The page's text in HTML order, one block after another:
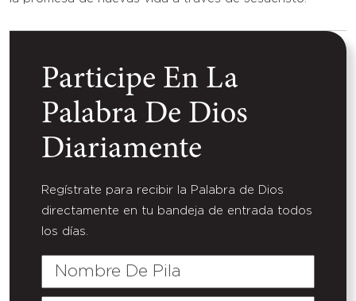
Participe En La
Palabra De Dios
Diariamente
Regístrate para recibir la Palabra de Dios
directamente en tu bandeja de entrada todos
los días.
Nombre